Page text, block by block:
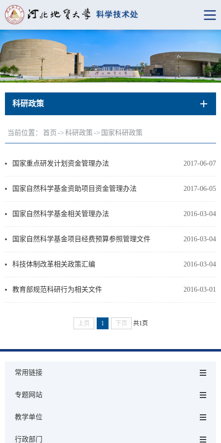
科研政策
当前位置： 首页 -> 科研政策 -> 国家科研政策
2017-06-07
国家重点研发计划资金管理办法
2017-06-05
国家自然科学基金资助项目资金管理办法
2016-03-04
国家自然科学基金相关管理办法
2016-03-04
国家自然科学基金项目经费预算参照管理文件
2016-03-04
科技体制改革相关政策汇编
2016-03-01
教育部规范科研行为相关文件
上页 1 下页 共1页
常用链接
专题网站
教学单位
行政部门